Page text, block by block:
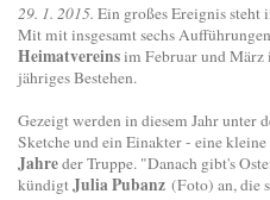
29. 1. 2015. Ein großes Ereignis steht
Mit mit insgesamt sechs
Heimatvereinsim Februar und
jähriges Bestehen.
Gezeigt werden in diesem Jahr
Sketche und ein Einakter - eine
Jahreder Truppe. "Danach gibt's
kündigtJulia Pubanz (Foto) an, die